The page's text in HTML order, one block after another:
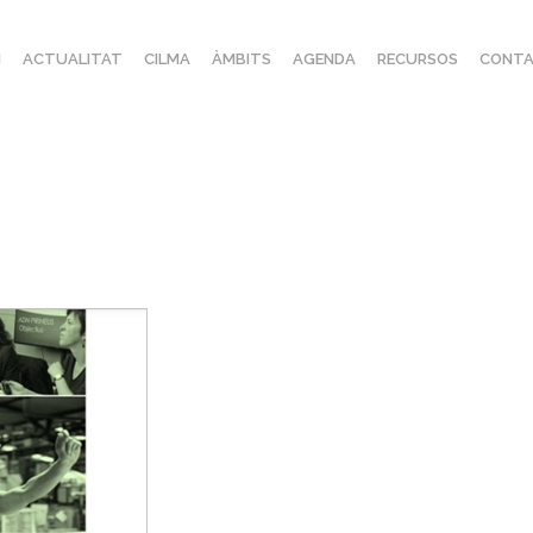
ACTUALITAT CILMA ÀMBITS AGENDA RECURSOS